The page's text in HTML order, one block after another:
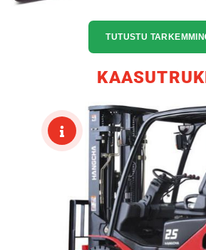
TUTUSTU TARKEMMIN